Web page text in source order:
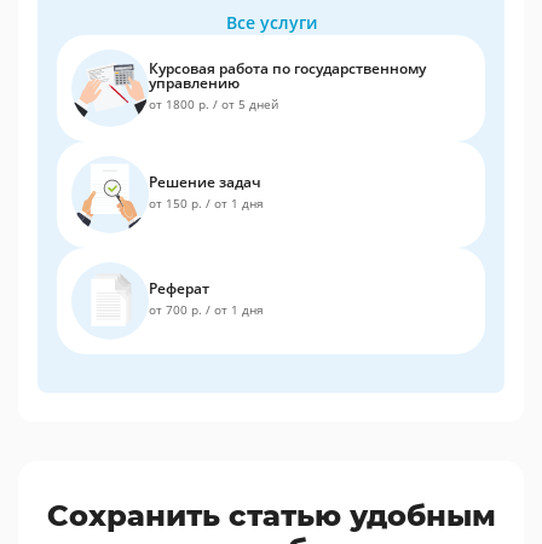
Все услуги
Курсовая работа по государственному
управлению
от 1800 р. / от 5 дней
Решение задач
от 150 р. / от 1 дня
Реферат
от 700 р. / от 1 дня
Сохранить статью удобным